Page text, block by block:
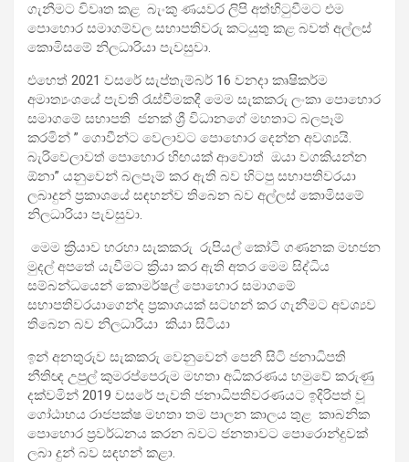
ගැනීමට විවෘත කළ බැංකු ණයවර ලිපි අත්හිටුවීමට එම
පොහොර සමාගම්වල සභාපතිවරු කටයුතු කළ බවත් අල්ලස්
කොමිසමේ නිලධාරියා පැවසුවා.
එහෙත් 2021 වසරේ සැප්තැම්බර් 16 වනදා කෘෂිකර්ම
අමාත්‍යංශයේ පැවති රැස්වීමකදී මෙම සැකකරු ලංකා පොහොර
සමාගමේ සභාපති ජනක් ශ්‍රී විධානගේ මහතාට බලපෑම්
කරමින් ” ගොවීන්ට වෙලාවට පොහොර දෙන්න අවශ්‍යයි.
බැරිවෙලාවත් පොහොර හිඟයක් ආවොත් ඔයා වගකියන්න
ඕනා” යනුවෙන් බලපෑම් කර ඇති බව හිටපු සභාපතිවරයා
ලබාදුන් ප්‍රකාශයේ සඳහන්ව තිබෙන බව අල්ලස් කොමිසමේ
නිලධාරියා පැවසුවා.
මෙම ක්‍රියාව හරහා සැකකරු රුපියල් කෝටි ගණනක මහජන
මුදල් අපතේ යැවීමට ක්‍රියා කර ඇති අතර මෙම සිද්ධිය
සම්බන්ධයෙන් කොමර්ෂල් පොහොර සමාගමේ
සභාපතිවරයාගෙන්ද ප්‍රකාශයක් සටහන් කර ගැනීමට අවශ්‍යව
තිබෙන බව නිලධාරියා කියා සිටියා
ඉන් අනතුරුව සැකකරු වෙනුවෙන් පෙනී සිටි ජනාධිපති
නීතිඥ උපුල් කුමරප්පෙරුම මහතා අධිකරණය හමුවේ කරුණු
දක්වමින් 2019 වසරේ පැවති ජනාධිපතිවරණයට ඉදිරිපත් වූ
ගෝඨාභය රාජපක්ෂ මහතා තම පාලන කාලය තුළ කාබනික
පොහොර ප්‍රවර්ධනය කරන බවට ජනතාවට පොරොන්දුවක්
ලබා දුන් බව සඳහන් කළා.